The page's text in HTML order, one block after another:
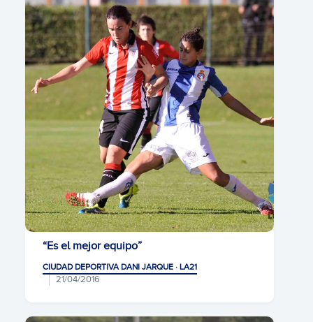
“Es el mejor equipo”
CIUDAD DEPORTIVA DANI JARQUE · LA21
21/04/2016